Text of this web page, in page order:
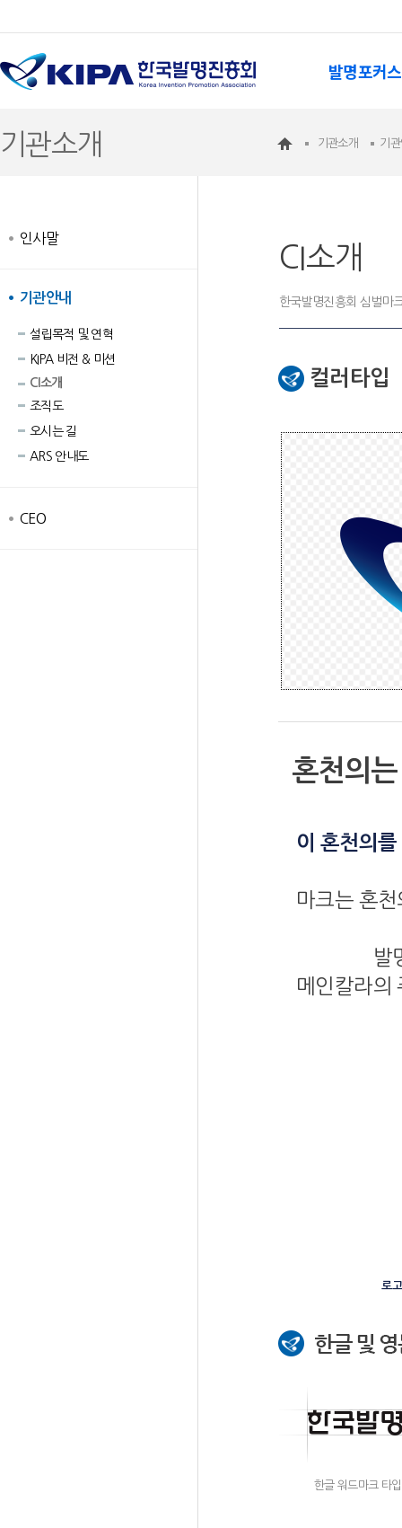
발명포커스
기관소개 기관소개 기
인사말
기관안내
설립목적 및 연혁
KIPA 비전 & 미션
CI소개
조직도
오시는 길
ARS 안내도
CEO
CI소개
한국발명진흥회 심벌마
컬러타입
혼천의
이 혼천의
마크는 혼
발
메인칼라의
로
한글 워드마크 타입